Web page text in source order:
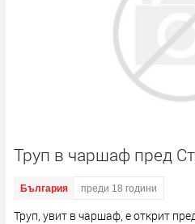
Труп в чаршаф пред
България преди 18 години
Труп, увит в чаршаф, е открит